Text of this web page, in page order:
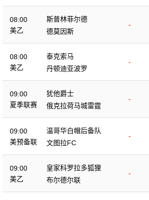
08:00
美乙
斯普林菲尔德
-
德莫因斯
08:00
美乙
泰克索马
-
丹顿迪亚波罗
09:00
夏季联赛
犹他爵士
-
俄克拉荷马城雷霆
09:00
美预备联
温哥华白帽后备队
-
文图拉FC
09:00
美乙
皇家科罗拉多狐狸
-
布尔德尔联